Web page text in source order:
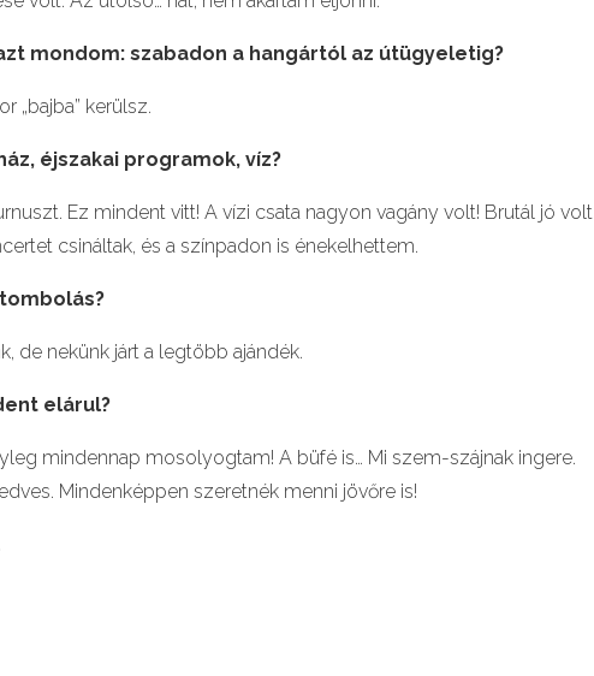
mondom: szabadon a hangártól az útügyeletig?
„bajba” kerülsz.
ház, éjszakai programok, víz?
Ez mindent vitt! A vízi csata nagyon vagány volt! Brutál jó volt
csináltak, és a színpadon is énekelhettem.
ás?
de nekünk járt a legtöbb ajándék.
elárul?
mindennap mosolyogtam! A büfé is… Mi szem-szájnak ingere.
Mindenképpen szeretnék menni jövőre is!